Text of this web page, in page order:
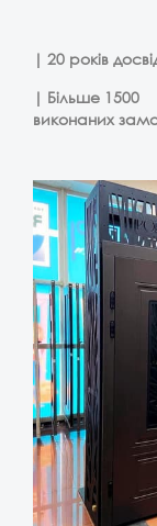
| 20 років
| Більше 1500
виконаних